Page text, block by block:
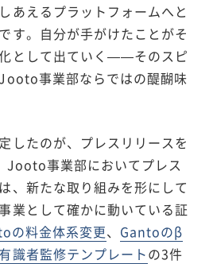
あえるプラットフォームへと
す。自分が手がけたことがそ
として出ていく——そのスピ
事業部ならではの醍醐味
したのが、プレスリリースを
Jooto事業部においてプレス
、新たな取り組みを形にして
業として確かに動いている証
の料金体系変更、 Gantoのβ
識者監修テンプレートの3件